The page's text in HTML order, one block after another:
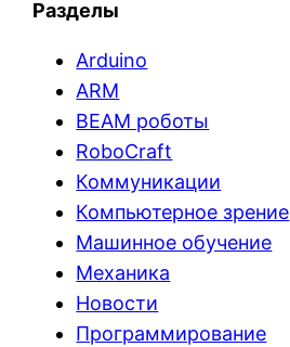
Разделы
Arduino
ARM
BEAM роботы
RoboCraft
Коммуникации
Компьютерное зрение
Машинное обучение
Механика
Новости
Программирование